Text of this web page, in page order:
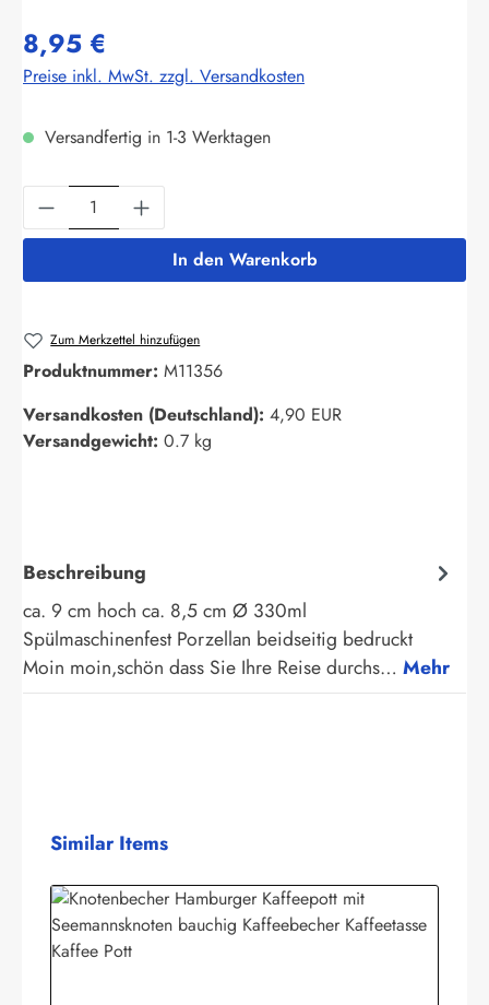
8,95 €
Preise inkl. MwSt. zzgl. Versandkosten
Versandfertig in 1-3 Werktagen
Produkt Anzahl: Gib den gewünschten
In den Warenkorb
Zum Merkzettel hinzufügen
Produktnummer: M11356
Versandkosten (Deutschland): 4,90 EUR
Versandgewicht: 0.7 kg
Beschreibung
ca. 9 cm hoch ca. 8,5 cm Ø 330ml
Spülmaschinenfest Porzellan beidseitig bedruckt
Moin moin,schön dass Sie Ihre Reise durchs… Mehr
Produktgalerie überspringen
Similar Items